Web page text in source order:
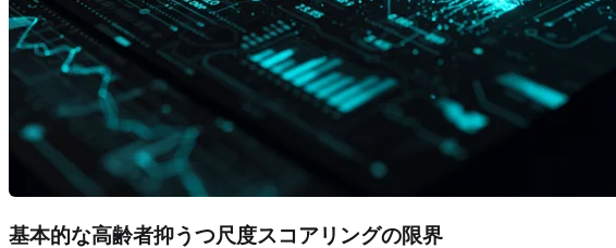
基本的な高齢者抑うつ尺度スコアリングの限界